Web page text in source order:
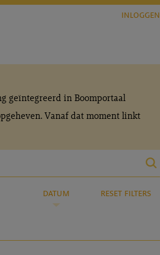
inloggen
geïntegreerd in Boomportaal
Vanaf dat moment linkt
datum reset filters